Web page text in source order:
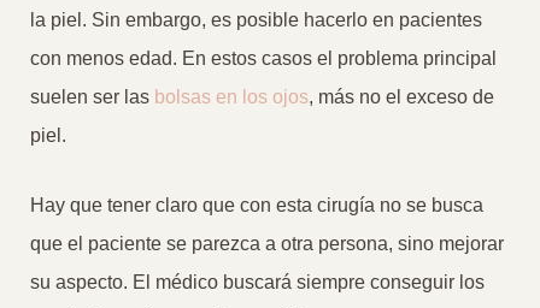
la piel. Sin embargo, es posible hacerlo en pacientes
con menos edad. En estos casos el problema principal
suelen ser las bolsas en los ojos, más no el exceso de
piel.
Hay que tener claro que con esta cirugía no se busca
que el paciente se parezca a otra persona, sino mejorar
su aspecto. El médico buscará siempre conseguir los